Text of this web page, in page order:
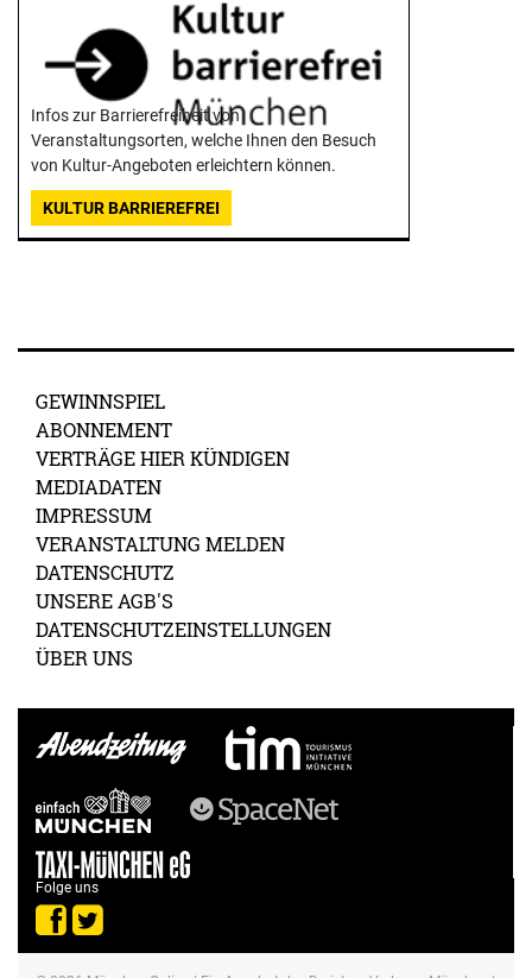
Infos zur Barrierefreiheit von
Veranstaltungsorten, welche Ihnen den Besuch
von Kultur-Angeboten erleichtern können.
KULTUR BARRIEREFREI
GEWINNSPIEL
ABONNEMENT
VERTRÄGE HIER KÜNDIGEN
MEDIADATEN
IMPRESSUM
VERANSTALTUNG MELDEN
DATENSCHUTZ
UNSERE AGB'S
DATENSCHUTZEINSTELLUNGEN
ÜBER UNS
Folge uns